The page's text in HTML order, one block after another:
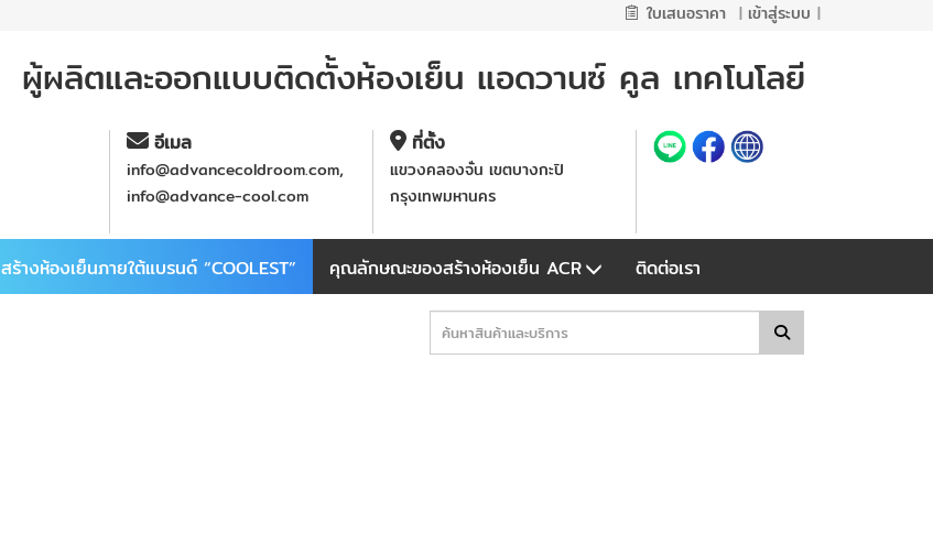
ใบเสนอราคา | เข้าสู่ระบบ |
ผู้ผลิตและออกแบบติดตั้งห้องเย็น แอดวานซ์ คูล เทคโนโลยี
อีเมล
info@advancecoldroom.com,
info@advance-cool.com
ที่ตั้ง
แขวงคลองจั่น เขตบางกะปิ
กรุงเทพมหานคร
สร้างห้องเย็นภายใต้แบรนด์ “COOLEST” คุณลักษณะของสร้างห้องเย็น ACR ติดต่อเรา